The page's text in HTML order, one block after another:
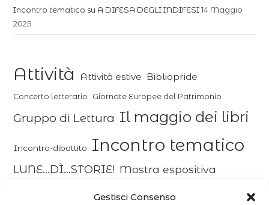
Gestisci Consenso
Incontro tematico su A DIFESA DEGLI INDIFESI 14 Maggio
2025
Attività Attività estive Bibliopride
Concerto letterario Giornate Europee del Patrimonio
Gruppo di Lettura Il maggio dei libri
Incontro-dibattito Incontro tematico
LUNE...DÌ...STORIE! Mostra espositiva